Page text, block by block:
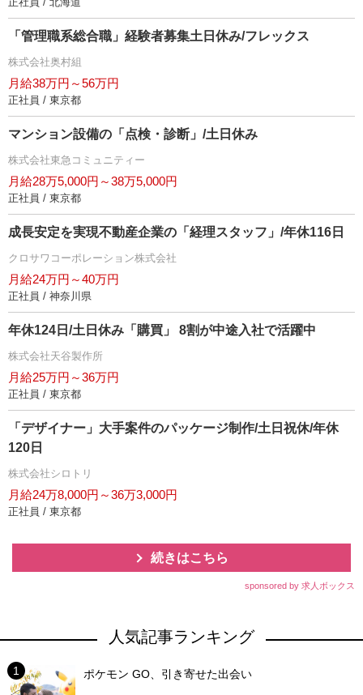
「管理職系総合職」経験者募集土日休み/フレックス
株式会社奥村組
月給38万円～56万円
正社員 / 東京都
マンション設備の「点検・診断」/土日休み
株式会社東急コミュニティー
月給28万5,000円～38万5,000円
正社員 / 東京都
成長安定を実現不動産企業の「経理スタッフ」/年休116日
クロサワコーポレーション株式会社
月給24万円～40万円
正社員 / 神奈川県
年休124日/土日休み「購買」 8割が中途入社で活躍中
株式会社天谷製作所
月給25万円～36万円
正社員 / 東京都
「デザイナー」大手案件のパッケージ制作/土日祝休/年休
120日
株式会社シロトリ
月給24万8,000円～36万3,000円
正社員 / 東京都
続きはこちら
sponsored by 求人ボックス
人気記事ランキング
ポケモン GO、引き寄せた出会い